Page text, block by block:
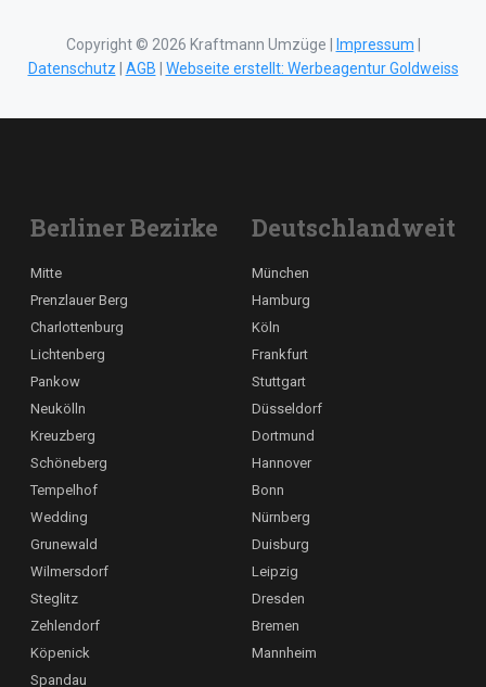
Copyright © 2026 Kraftmann Umzüge | Impressum
Datenschutz
AGB Webseite erstellt: Werbeagentur Goldweiss
Berliner Bezirke
Mitte
Prenzlauer Berg
Charlottenburg
Lichtenberg
Pankow
Neukölln
Kreuzberg
Schöneberg
Tempelhof
Wedding
Grunewald
Wilmersdorf
Steglitz
Zehlendorf
Köpenick
Spandau
Deutschlandweit
München
Hamburg
Köln
Frankfurt
Stuttgart
Düsseldorf
Dortmund
Hannover
Bonn
Nürnberg
Duisburg
Leipzig
Dresden
Bremen
Mannheim